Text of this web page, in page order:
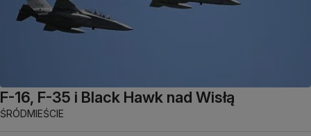
F-16, F-35 i Black Hawk nad Wisłą
ŚRÓDMIEŚCIE